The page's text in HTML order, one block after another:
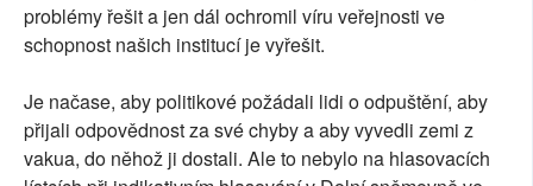
problémy řešit a jen dál ochromil víru veřejnosti ve
schopnost našich institucí je vyřešit.
Je načase, aby politikové požádali lidi o odpuštění, aby
přijali odpovědnost za své chyby a aby vyvedli zemi z
vakua, do něhož ji dostali. Ale to nebylo na hlasovacích